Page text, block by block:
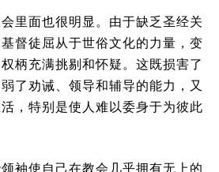
里面也很明显。由于缺乏圣经关
督徒屈从于世俗文化的力量，变
柄充满挑剔和怀疑。这既损害了
了劝诫、领导和辅导的能力，又
，特别是使人难以委身于为彼此
袖使自己在教会几乎拥有无上的